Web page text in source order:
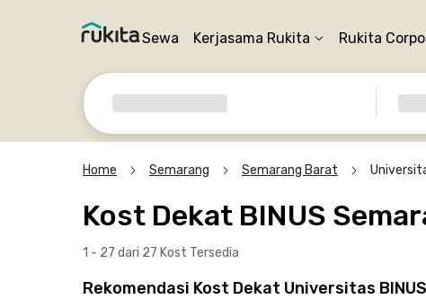
Sewa Kerjasama Rukita Rukita
Home Semarang Semarang Barat
Kost Dekat BINUS
1 - 27 dari 27 Kost Tersedia
Rekomendasi Kost Dekat Universitas